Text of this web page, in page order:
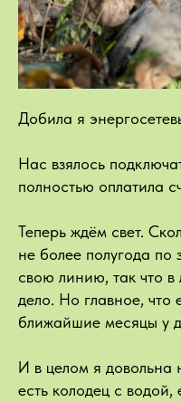
Добила я
Нас взялось
полностью оплатила
Теперь ждём свет.
не более полугода по
свою линию, так что в
дело. Но главное, что
ближайшие месяцы у
И в целом я
есть колодец с водой,